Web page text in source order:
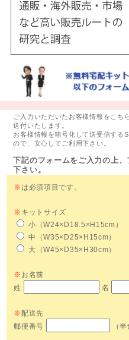
ご入力いただいたお客様情報をこち
送付いたします。
お客様情報を暗号化して送受信する
ので、安心してご利用下さい。
下記のフォームをご入力の上
下さい。
※ は必須項目です。
※ キットサイズ
小（W24×D18.5×H15cm）
中（W35×D25×H15cm）
大（W45×D35×H30cm）
※ お名前
姓
名
※ 配送先
郵便番号
（